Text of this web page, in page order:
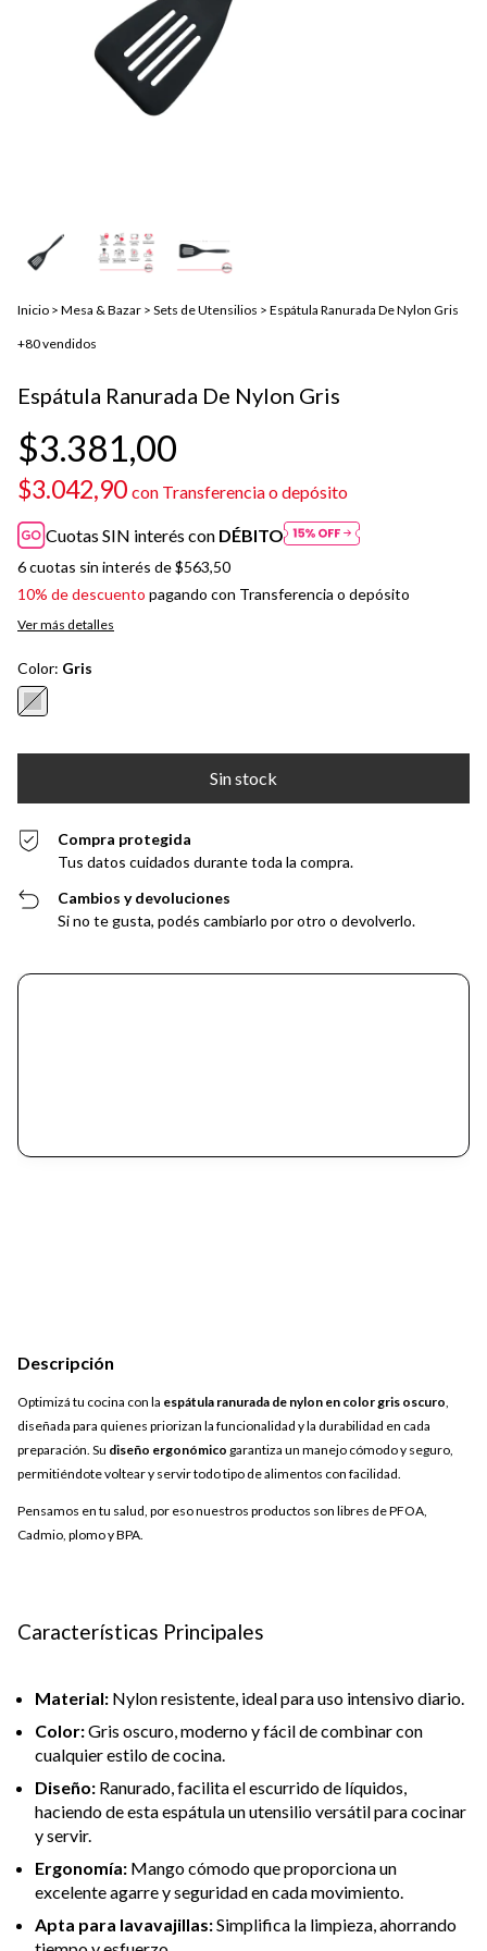
Inicio > Mesa & Bazar > Sets de Utensilios > Espátula Ranurada De Nylon Gris
+80 vendidos
Espátula Ranurada De Nylon Gris
$3.381,00
$3.042,90 con Transferencia o depósito
Cuotas SIN interés con DÉBITO
6cuotas sin interés de$563,50
10% de descuento pagando con Transferencia o depósito
Ver más detalles
Color: Gris
Compra protegida
Tus datos cuidados durante toda la compra.
Cambios y devoluciones
Si no te gusta, podés cambiarlo por otro o devolverlo.
Descripción
Optimizá tu cocina con la espátula ranurada de nylon en color gris oscuro,
diseñada para quienes priorizan la funcionalidad y la durabilidad en cada
preparación. Su diseño ergonómico garantiza un manejo cómodo y seguro,
permitiéndote voltear y servir todo tipo de alimentos con facilidad.
Pensamos en tu salud, por eso nuestros productos son libres de PFOA,
Cadmio, plomo y BPA.
Características Principales
Material: Nylon resistente, ideal para uso intensivo diario.
Color:Gris oscuro, moderno y fácil de combinar con
cualquier estilo de cocina.
Diseño: Ranurado, facilita el escurrido de líquidos,
haciendo de esta espátula un utensilio versátil para cocinar
y servir.
Ergonomía: Mango cómodo que proporciona un
excelente agarre y seguridad en cada movimiento.
Apta para lavavajillas:Simplifica la limpieza, ahorrando